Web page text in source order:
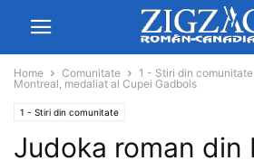
Home Comunitate 1 - Stiri din comunitate
Montreal, medaliat al Cupei Gadbois
1 - Stiri din comunitate
Judoka roman din